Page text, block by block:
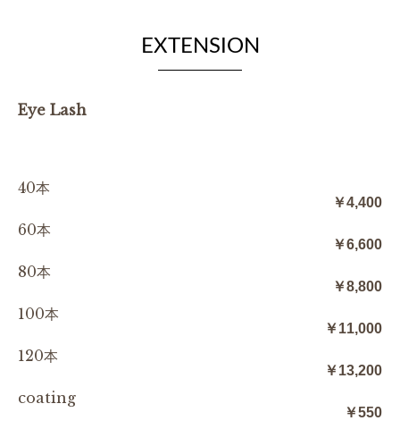
EXTENSION
Eye Lash
40本
￥4,400
60本
￥6,600
80本
￥8,800
100本
￥11,000
120本
￥13,200
coating
￥550